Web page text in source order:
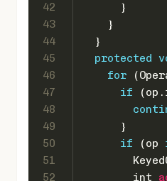
42
43
44
45
46
47
48
49
50
51
52
      }
    }
  }
protected
for
if
      }
if (op
int